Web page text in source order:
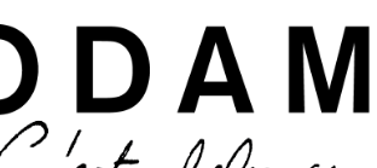
Aller au contenu principal